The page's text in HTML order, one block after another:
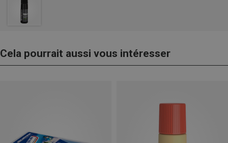
Cela pourrait aussi vous intéresser